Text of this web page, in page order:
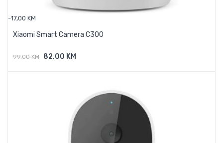
-17,00 KM
Xiaomi Smart Camera C300
99,00 KM 82,00 KM
Dodaj U Košaricu